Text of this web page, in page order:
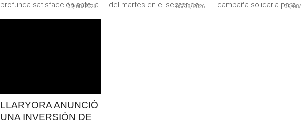
profunda satisfacción ante la
05/08/2026
del martes en el sector del
05/08/2026
campaña solidaria para
05/08/
LLARYORA ANUNCIÓ
UNA INVERSIÓN DE